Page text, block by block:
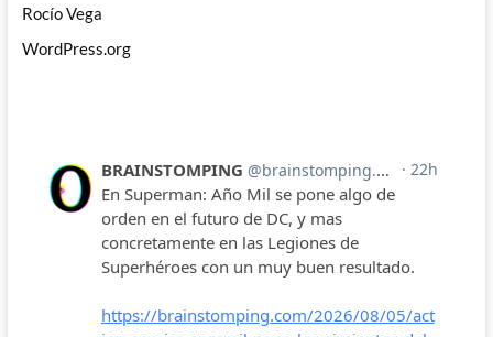
Rocío Vega
WordPress.org